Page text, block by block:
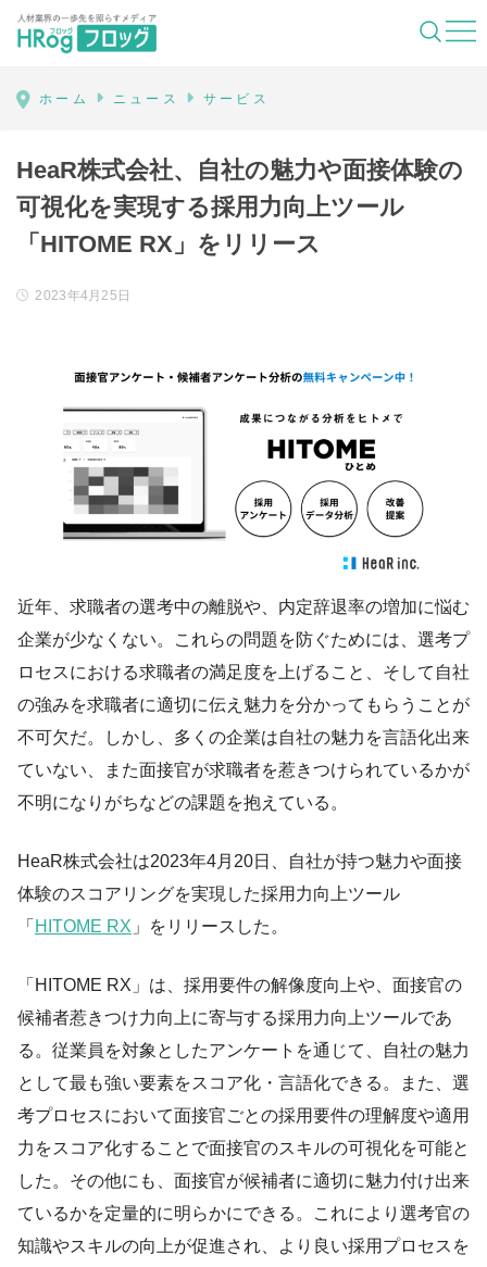
HRog | 人材業界の一歩先を照らすメディ
ホーム ニュース サービス
HeaR株式会社、自社の魅力や面接体験の
可視化を実現する採用力向上ツール
「HITOME RX」をリリース
2023年4月25日
近年、求職者の選考中の離脱や、内定辞退率の増加に悩む
企業が少なくない。これらの問題を防ぐためには、選考プ
ロセスにおける求職者の満足度を上げること、そして自社
の強みを求職者に適切に伝え魅力を分かってもらうことが
不可欠だ。しかし、多くの企業は自社の魅力を言語化出来
ていない、また面接官が求職者を惹きつけられているかが
不明になりがちなどの課題を抱えている。
HeaR株式会社は2023年4月20日、自社が持つ魅力や面接
体験のスコアリングを実現した採用力向上ツール
「 HITOME RX 」をリリースした。
「HITOME RX」は、採用要件の解像度向上や、面接官の
候補者惹きつけ力向上に寄与する採用力向上ツールであ
る。従業員を対象としたアンケートを通じて、自社の魅力
として最も強い要素をスコア化・言語化できる。また、選
考プロセスにおいて面接官ごとの採用要件の理解度や適用
力をスコア化することで面接官のスキルの可視化を可能と
した。その他にも、面接官が候補者に適切に魅力付け出来
ているかを定量的に明らかにできる。これにより選考官の
知識やスキルの向上が促進され、より良い採用プロセスを